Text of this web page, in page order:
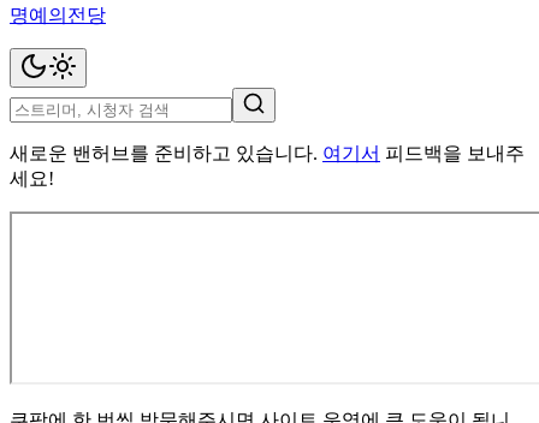
명예의전당
새로운 밴허브를 준비하고 있습니다. 여기서 피드백을 보내주
세요!